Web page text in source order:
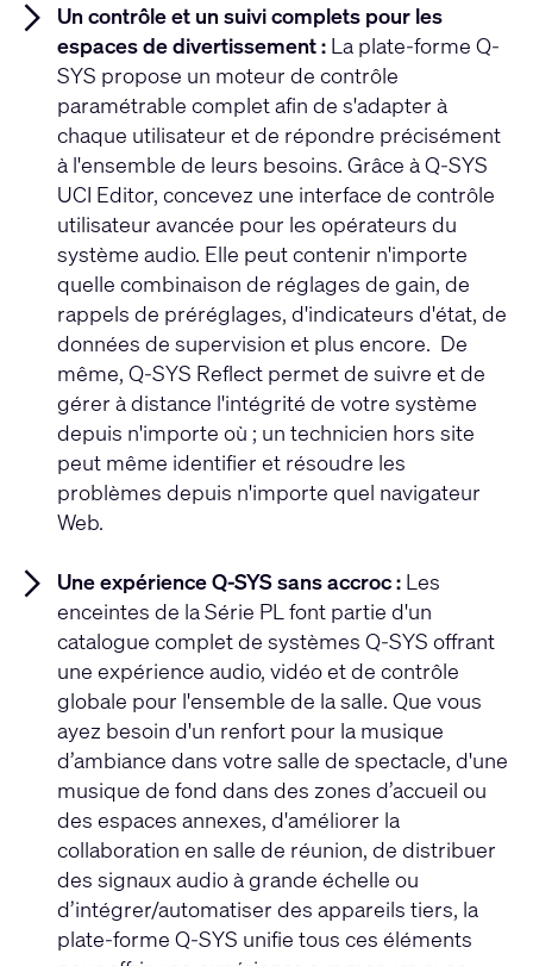
Un contrôle et un suivi complets pour les
espaces de divertissement : La plate-forme Q-
SYS propose un moteur de contrôle
paramétrable complet afin de s'adapter à
chaque utilisateur et de répondre précisément
à l'ensemble de leurs besoins. Grâce à Q-SYS
UCI Editor, concevez une interface de contrôle
utilisateur avancée pour les opérateurs du
système audio. Elle peut contenir n'importe
quelle combinaison de réglages de gain, de
rappels de préréglages, d'indicateurs d'état, de
données de supervision et plus encore. De
même, Q-SYS Reflect permet de suivre et de
gérer à distance l'intégrité de votre système
depuis n'importe où ; un technicien hors site
peut même identifier et résoudre les
problèmes depuis n'importe quel navigateur
Web.
Une expérience Q-SYS sans accroc : Les
enceintes de la Série PL font partie d'un
catalogue complet de systèmes Q-SYS offrant
une expérience audio, vidéo et de contrôle
globale pour l'ensemble de la salle. Que vous
ayez besoin d'un renfort pour la musique
d’ambiance dans votre salle de spectacle, d'une
musique de fond dans des zones d’accueil ou
des espaces annexes, d'améliorer la
collaboration en salle de réunion, de distribuer
des signaux audio à grande échelle ou
d’intégrer/automatiser des appareils tiers, la
plate-forme Q-SYS unifie tous ces éléments